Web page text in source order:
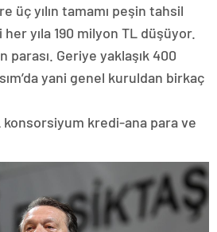
üç yılın tamamı peşin tahsil
yıla 190 milyon TL düşüyor.
parası. Geriye yaklaşık 400
yani genel kuruldan birkaç
konsorsiyum kredi-ana para ve